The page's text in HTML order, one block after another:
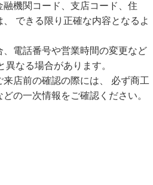
機関コード、支店コード、住
できる限り正確な内容となるよ
、電話番号や営業時間の変更など
なる場合があります。
店前の確認の際には、 必ず商工
の一次情報をご確認ください。